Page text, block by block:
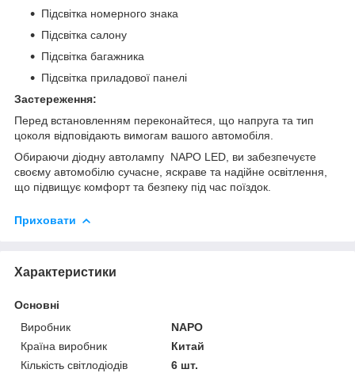
Підсвітка номерного знака
Підсвітка салону
Підсвітка багажника
Підсвітка приладової панелі
Застереження:
Перед встановленням переконайтеся, що напруга та тип
цоколя відповідають вимогам вашого автомобіля.
Обираючи діодну автолампу NAPO LED, ви забезпечуєте
своєму автомобілю сучасне, яскраве та надійне освітлення,
що підвищує комфорт та безпеку під час поїздок.
Приховати
Характеристики
Основні
Виробник
NAPO
Країна виробник
Китай
Кількість світлодіодів
6 шт.